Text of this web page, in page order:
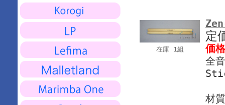
在庫 1組
価
全
材